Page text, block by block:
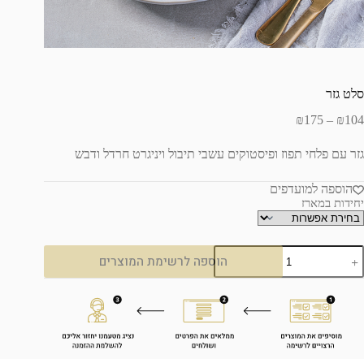
סלט גזר
₪104
–
₪175
גזר עם פלחי תפוז ופיסטוקים עשבי תיבול ויניגרט חרדל ודבש
הוספה למועדפים
יחידות במארז
הוספה לרשימת המוצרים